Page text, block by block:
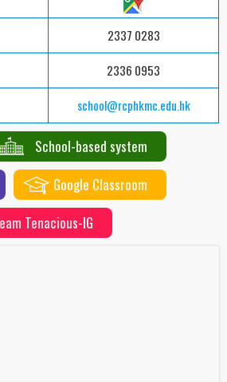
2337 0283
2336 0953
school@rcphkmc.edu.hk
School-based system
Google Classroom
Tenacious-IG